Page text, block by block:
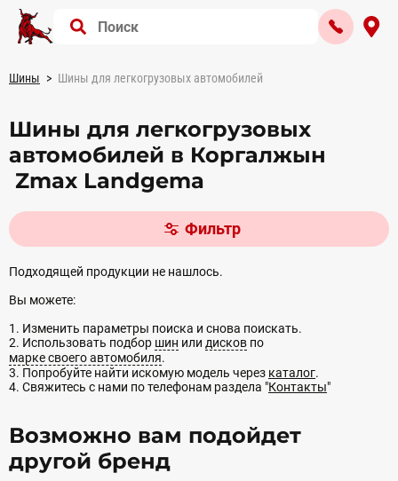
Шины Шины для легкогрузовых автомобилей
Шины для легкогрузовых
автомобилей в Коргалжын
Zmax Landgema
Фильтр
Подходящей продукции не нашлось.
Вы можете:
1. Изменить параметры поиска и снова поискать.
2. Использовать подбор шин или дисков по
марке своего автомобиля.
3. Попробуйте найти искомую модель через каталог.
4. Свяжитесь с нами по телефонам раздела "Контакты"
Возможно вам подойдет
другой бренд